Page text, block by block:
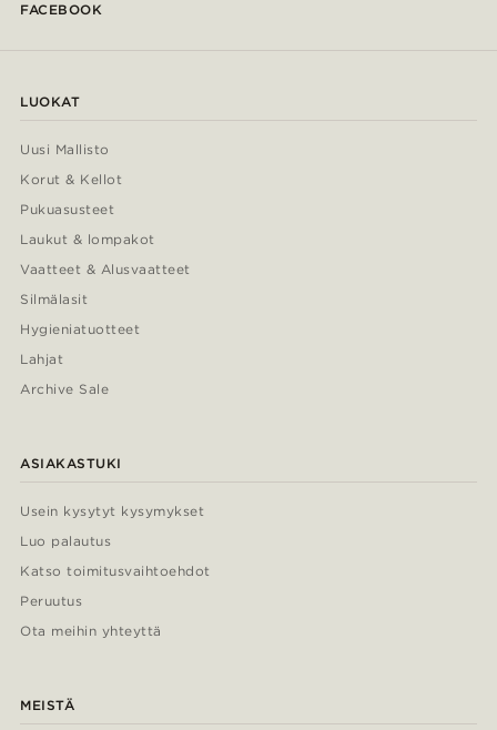
FACEBOOK
LUOKAT
Uusi Mallisto
Korut & Kellot
Pukuasusteet
Laukut & lompakot
Vaatteet & Alusvaatteet
Silmälasit
Hygieniatuotteet
Lahjat
Archive Sale
ASIAKASTUKI
Usein kysytyt kysymykset
Luo palautus
Katso toimitusvaihtoehdot
Peruutus
Ota meihin yhteyttä
MEISTÄ